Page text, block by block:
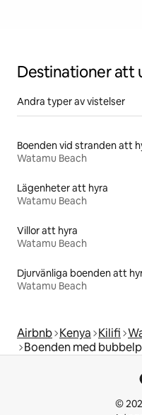
Destinationer att
Andra typer av vistelser
Watamu Beach
Lägenheter att hyra
Watamu Beach
Villor att hyra
Watamu Beach
Djurvänliga boenden att
Watamu Beach
Airbnb Kenya Kilifi
Boenden med
©